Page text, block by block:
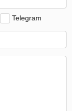
Telegram